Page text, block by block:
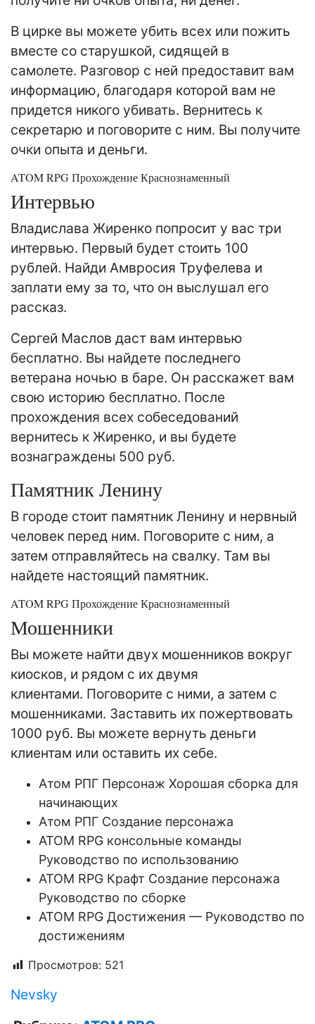
В цирке вы можете убить всех или пожить
вместе со старушкой, сидящей в
самолете. Разговор с ней предоставит вам
информацию, благодаря которой вам не
придется никого убивать. Вернитесь к
секретарю и поговорите с ним. Вы получите
очки опыта и деньги.
ATOM RPG Прохождение Краснознаменный
Интервью
Владислава Жиренко попросит у вас три
интервью. Первый будет стоить 100
рублей. Найди Амвросия Труфелева и
заплати ему за то, что он выслушал его
рассказ.
Сергей Маслов даст вам интервью
бесплатно. Вы найдете последнего
ветерана ночью в баре. Он расскажет вам
свою историю бесплатно. После
прохождения всех собеседований
вернитесь к Жиренко, и вы будете
вознаграждены 500 руб.
Памятник Ленину
В городе стоит памятник Ленину и нервный
человек перед ним. Поговорите с ним, а
затем отправляйтесь на свалку. Там вы
найдете настоящий памятник.
ATOM RPG Прохождение Краснознаменный
Мошенники
Вы можете найти двух мошенников вокруг
киосков, и рядом с их двумя
клиентами. Поговорите с ними, а затем с
мошенниками. Заставить их пожертвовать
1000 руб. Вы можете вернуть деньги
клиентам или оставить их себе.
Атом РПГ Персонаж Хорошая сборка для
начинающих
Атом РПГ Создание персонажа
ATOM RPG консольные команды
Руководство по использованию
ATOM RPG Крафт Создание персонажа
Руководство по сборке
ATOM RPG Достижения — Руководство по
достижениям
Просмотров: 521
Nevsky